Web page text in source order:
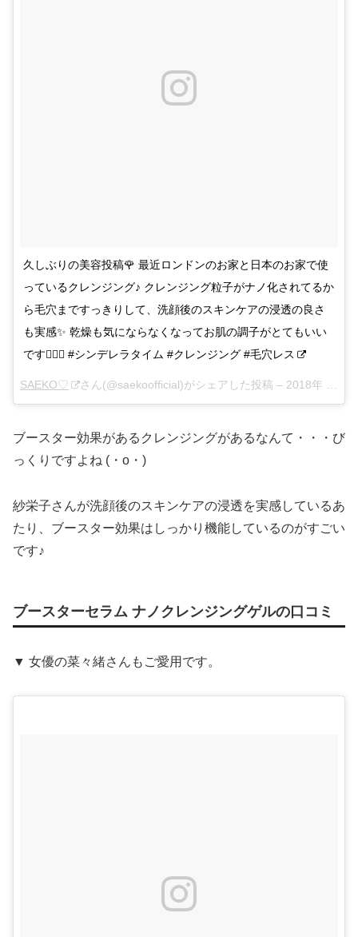
久しぶりの美容投稿🌹 最近ロンドンのお家と日本のお家で使
っているクレンジング♪ クレンジング粒子がナノ化されてるか
ら毛穴まですっきりして、洗顔後のスキンケアの浸透の良さ
も実感✨ 乾燥も気にならなくなってお肌の調子がとてもいい
です👍🏻✨ #シンデレラタイム #クレンジング #毛穴レス
SAEKO♡ さん(@saekoofficial)がシェアした投稿 – 2018年 1月月20日午前2時41分PST
ブースター効果があるクレンジングがあるなんて・・・び
っくりですよね (・o・)
紗栄子さんが洗顔後のスキンケアの浸透を実感しているあ
たり、ブースター効果はしっかり機能しているのがすごい
です♪
ブースターセラム ナノクレンジングゲルの口コミ
▼ 女優の菜々緒さんもご愛用です。